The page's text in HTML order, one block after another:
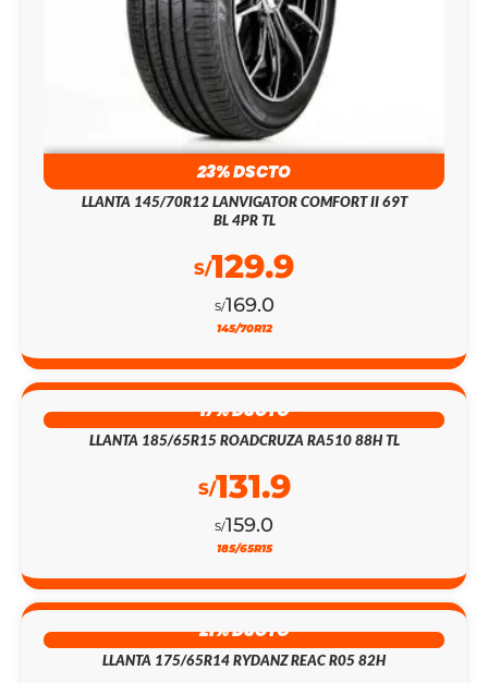
23% DSCTO
LLANTA 145/70R12 LANVIGATOR COMFORT II 69T
BL 4PR TL
S/169.0
S/129.9
145/70R12
17% DSCTO
LLANTA 185/65R15 ROADCRUZA RA510 88H TL
S/159.0
S/131.9
185/65R15
21% DSCTO
LLANTA 175/65R14 RYDANZ REAC R05 82H